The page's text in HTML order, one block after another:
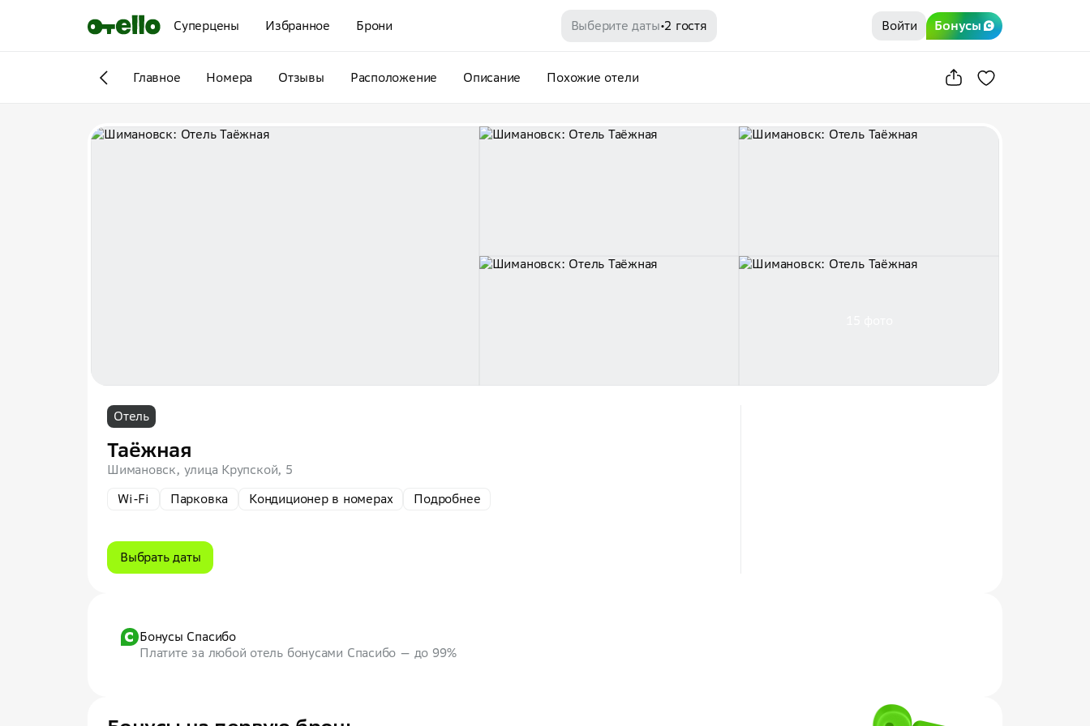
Суперцены Избранное Брони Выберите даты•2 гостя Войти Бонусы
Главное Номера Отзывы Расположение Описание Похожие отели
Отель
Таёжная
Шимановск, улица Крупской, 5
Wi-Fi
Парковка Кондиционер в номерах Подробнее
Выбрать даты
Бонусы Спасибо
Платите за любой отель бонусами Спасибо — до 99%